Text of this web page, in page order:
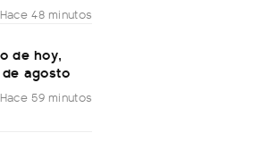
Hace 48 minutos
de hoy,
agosto
Hace 59 minutos